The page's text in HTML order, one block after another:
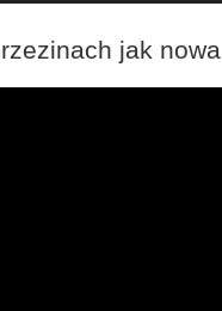
jak nowa